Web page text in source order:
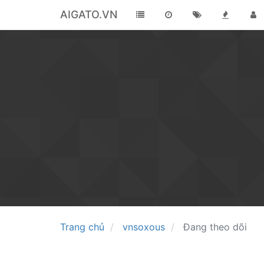
AIGATO.VN
Trang chủ vnsoxous Đang theo dõi